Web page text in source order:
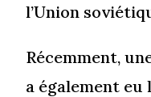
l’Union
Récemment,
a également eu